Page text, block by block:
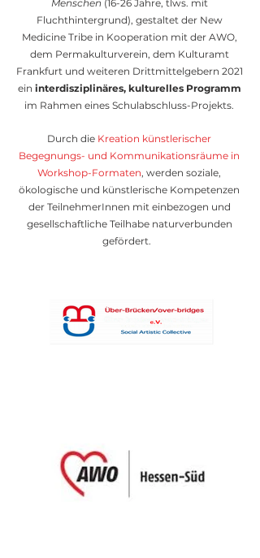
Menschen (16-26 Jahre, tlws. mit
Fluchthintergrund), gestaltet der New
Medicine Tribe in Kooperation mit der AWO,
dem Permakulturverein, dem Kulturamt
Frankfurt und weiteren Drittmittelgebern 2021
ein interdisziplinäres, kulturelles Programm
im Rahmen eines Schulabschluss-Projekts.
Durch die Kreation künstlerischer
Begegnungs- und Kommunikationsräume in
Workshop-Formaten, werden soziale,
ökologische und künstlerische Kompetenzen
der TeilnehmerInnen mit einbezogen und
gesellschaftliche Teilhabe naturverbunden
gefördert.